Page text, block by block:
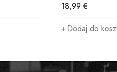
18,99€
Dodaj do